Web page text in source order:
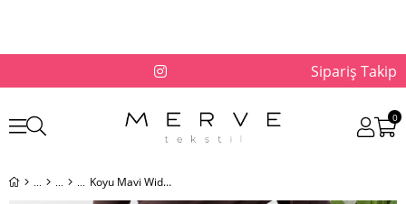
Sipariş Takip
0
Koyu Mavi Wideleg Likralı Kemerli Pantolon